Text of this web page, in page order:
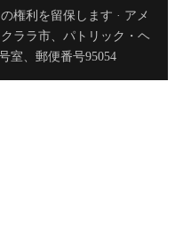
権利を留保します · アメ
ララ市、パトリック・ヘ
室、郵便番号95054